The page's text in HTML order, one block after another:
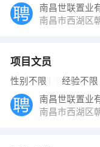
南昌世联置业
南昌市西湖区
项目文员
性别不限 经验不限
南昌世联置业
南昌市西湖区